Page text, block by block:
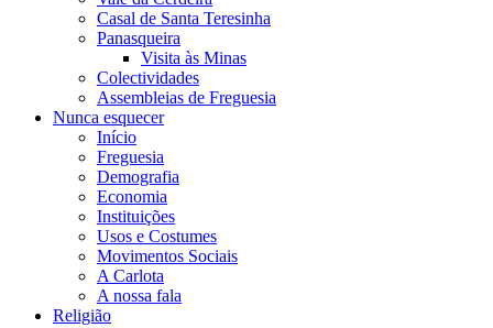
Casal de Santa Teresinha
Panasqueira
Visita às Minas
Colectividades
Assembleias de Freguesia
Nunca esquecer
Início
Freguesia
Demografia
Economia
Instituições
Usos e Costumes
Movimentos Sociais
A Carlota
A nossa fala
Religião